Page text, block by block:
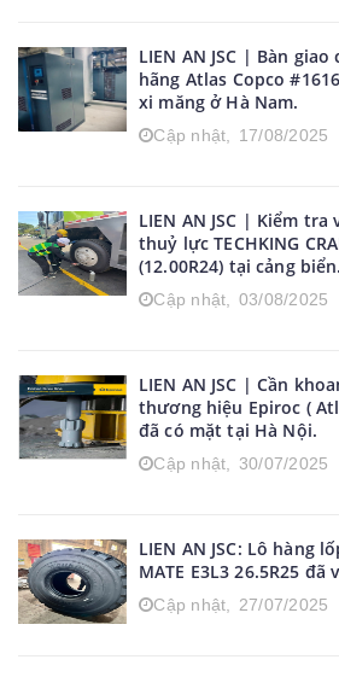
LIEN AN JSC | Bàn
hãng Atlas Copco
xi măng ở Hà Nam.
Cập nhật, 17/08/2025
LIEN AN JSC | Kiểm
thuỷ lực TECHKING
(12.00R24) tại cảng biển.
Cập nhật, 03/08/2025
LIEN AN JSC | Cần
thương hiệu Epiroc (
đã có mặt tại Hà Nội.
Cập nhật, 30/07/2025
LIEN AN JSC: Lô hàng
MATE E3L3 26.5R25 đã
Cập nhật, 27/07/2025